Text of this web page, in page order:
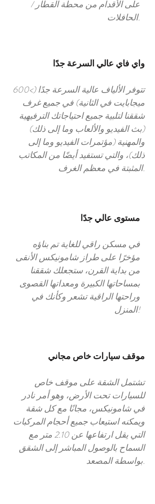
على الأقدام من محطة القطار /
الحافلات.
واي فاي عالي السرعة جدًا
تتوفر الألياف عالية السرعة جدًا (>600
ميجابايت في الثانية) في جميع غرف
شققنا لتلبية جميع احتياجاتك الترفيهية
(بث الفيديو والألعاب وما إلى ذلك)
والمهنية (مؤتمرات الفيديو وما إلى
ذلك)، والتي تستفيد أيضًا من المكاتب
المثبتة في معظم الغرف.
مستوى عالي جدًا
في مسكن راقي للغاية تم بناؤه
مؤخرًا على طراز شامونيكس الأنقى
من بداية القرن، ستجعلك شققنا
بمساحاتها الكبيرة ومعداتها القصوى
وراحتها الراقية تشعر وكأنك في
المنزل!
موقف سيارات خاص مجاني
تشتمل الشقة على موقف خاص
للسيارات تحت الأرض، وهو أمر نادر
في شامونيكس، مجانًا مع كل شقة
ويمكنه استيعاب جميع أحجام المركبات
التي يقل ارتفاعها عن 2.10 متر مع
السماح بالوصول المباشر إلى الشقق
بواسطة المصعد.